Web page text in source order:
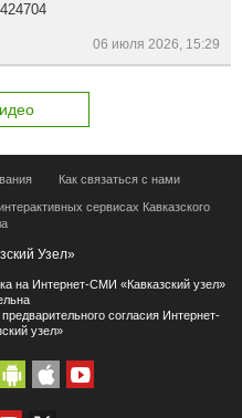
06 июля 2026, 15:29
Как связаться с нами
сервисах Кавказского
Узел»
на Интернет-СМИ «Кавказский узел»
согласия Интернет-
узел»